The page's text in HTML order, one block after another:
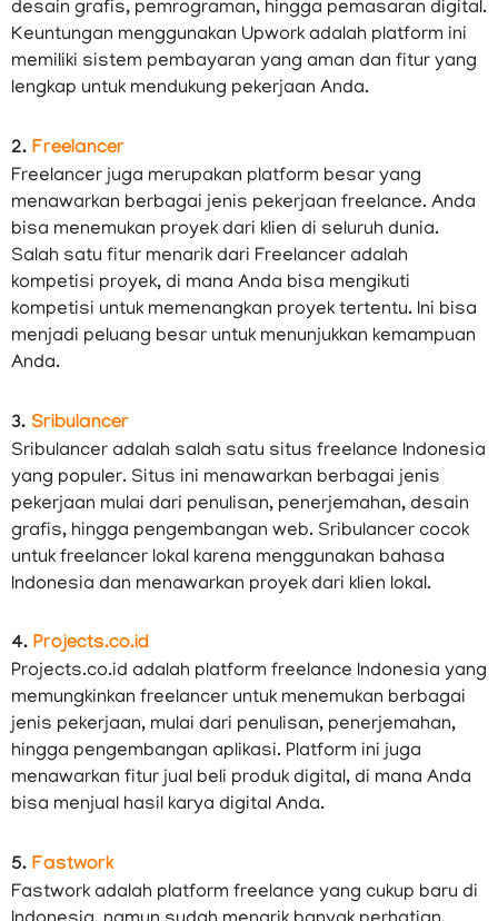
desain grafis, pemrograman, hingga pemasaran digital.
Keuntungan menggunakan Upwork adalah platform ini
memiliki sistem pembayaran yang aman dan fitur yang
lengkap untuk mendukung pekerjaan Anda.
2. Freelancer
Freelancer juga merupakan platform besar yang
menawarkan berbagai jenis pekerjaan freelance. Anda
bisa menemukan proyek dari klien di seluruh dunia.
Salah satu fitur menarik dari Freelancer adalah
kompetisi proyek, di mana Anda bisa mengikuti
kompetisi untuk memenangkan proyek tertentu. Ini bisa
menjadi peluang besar untuk menunjukkan kemampuan
Anda.
3. Sribulancer
Sribulancer adalah salah satu situs freelance Indonesia
yang populer. Situs ini menawarkan berbagai jenis
pekerjaan mulai dari penulisan, penerjemahan, desain
grafis, hingga pengembangan web. Sribulancer cocok
untuk freelancer lokal karena menggunakan bahasa
Indonesia dan menawarkan proyek dari klien lokal.
4. Projects.co.id
Projects.co.id adalah platform freelance Indonesia yang
memungkinkan freelancer untuk menemukan berbagai
jenis pekerjaan, mulai dari penulisan, penerjemahan,
hingga pengembangan aplikasi. Platform ini juga
menawarkan fitur jual beli produk digital, di mana Anda
bisa menjual hasil karya digital Anda.
5. Fastwork
Fastwork adalah platform freelance yang cukup baru di